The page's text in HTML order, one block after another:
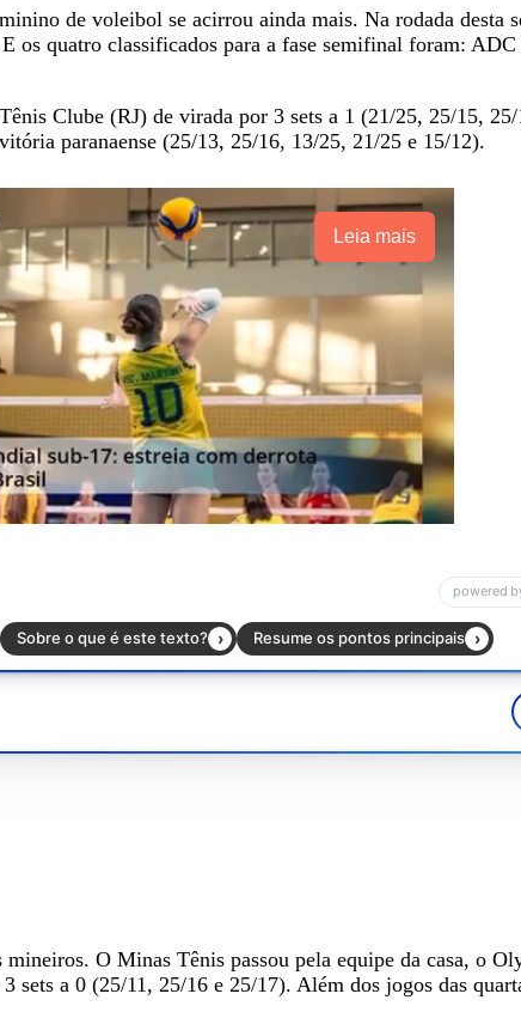
de voleibol se acirrou ainda mais. Na rodada desta
quatro classificados para a fase semifinal foram:
Clube (RJ) de virada por 3 sets a 1 (21/25, 25/15,
paranaense (25/13, 25/16, 13/25, 21/25 e 15/12).
Leia mais
O Minas Tênis passou pela equipe da casa, o
a 0 (25/11, 25/16 e 25/17). Além dos jogos das